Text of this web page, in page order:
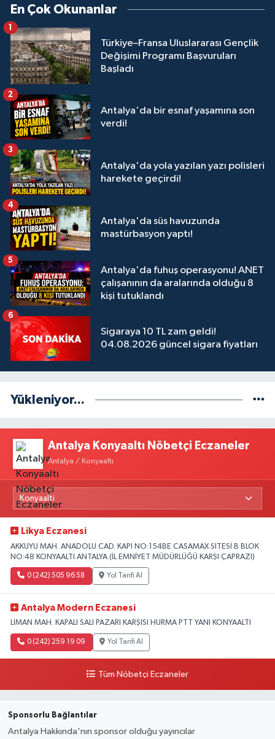
En Çok Okunanlar
Türkiye–Fransa Uluslararası Gençlik
Değişimi Programı Başvuruları
Başladı
1
Antalya'da bir esnaf yaşamına son
verdi!
2
Antalya'da yola yazılan yazı polisleri
harekete geçirdi!
3
Antalya'da süs havuzunda
mastürbasyon yaptı!
4
Antalya'da fuhuş operasyonu! ANET
çalışanının da aralarında olduğu 8
kişi tutuklandı
5
Sigaraya 10 TL zam geldi!
04.08.2026 güncel sigara fiyatları
6
Yükleniyor...
Antalya Konyaaltı Nöbetçi Eczaneler
Antalya / Konyaaltı
Likya Eczanesi
AKKUYU MAH. ANADOLU CAD. KAPI NO:154BE CASAMAX SİTESİ B BLOK
NO:48 KONYAALTI ANTALYA (İL EMNİYET MÜDÜRLÜĞÜ KARŞI ÇAPRAZI)
0 (242) 505 96 58 Yol Tarifi Al
Antalya Modern Eczanesi
LİMAN MAH. KAPALI SALI PAZARI KARŞISI HURMA PTT YANI KONYAALTI
0 (242) 259 19 09 Yol Tarifi Al
Tüm Nöbetçi Eczaneler
Sponsorlu Bağlantılar
Antalya Hakkında'nın sponsor olduğu yayıncılar